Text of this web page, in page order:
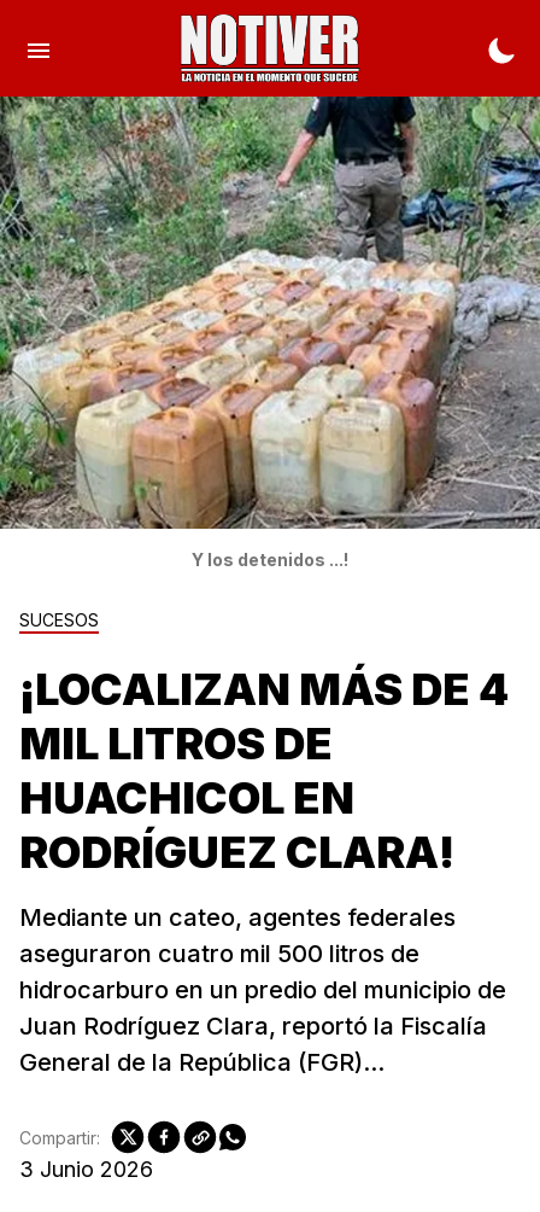
SUCESOS
¡LOCALIZAN MÁS DE 4
MIL LITROS DE
HUACHICOL EN
RODRÍGUEZ CLARA!
Mediante un cateo, agentes federales
aseguraron cuatro mil 500 litros de
hidrocarburo en un predio del municipio de
Juan Rodríguez Clara, reportó la Fiscalía
General de la República (FGR)...
3 Junio 2026
Compartir:
Y los detenidos ...!